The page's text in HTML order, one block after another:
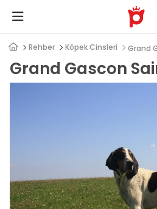
Rehber Köpek Cinsleri Grand
Grand Gascon